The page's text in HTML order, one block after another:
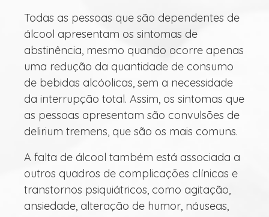
Todas as pessoas que são dependentes de
álcool apresentam os sintomas de
abstinência, mesmo quando ocorre apenas
uma redução da quantidade de consumo
de bebidas alcóolicas, sem a necessidade
da interrupção total. Assim, os sintomas que
as pessoas apresentam são convulsões de
delirium tremens, que são os mais comuns.
A falta de álcool também está associada a
outros quadros de complicações clínicas e
transtornos psiquiátricos, como agitação,
ansiedade, alteração de humor, náuseas,